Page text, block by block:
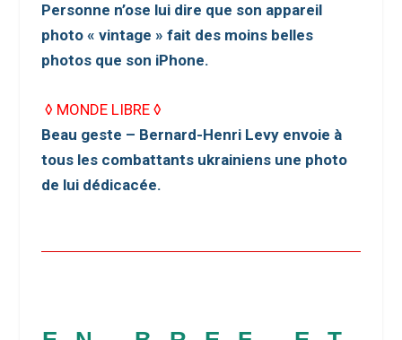
Personne n’ose lui dire que son appareil
photo « vintage » fait des moins belles
photos que son iPhone.
◊ MONDE LIBRE ◊
Beau geste – Bernard-Henri Levy envoie à
tous les combattants ukrainiens une photo
de lui dédicacée.